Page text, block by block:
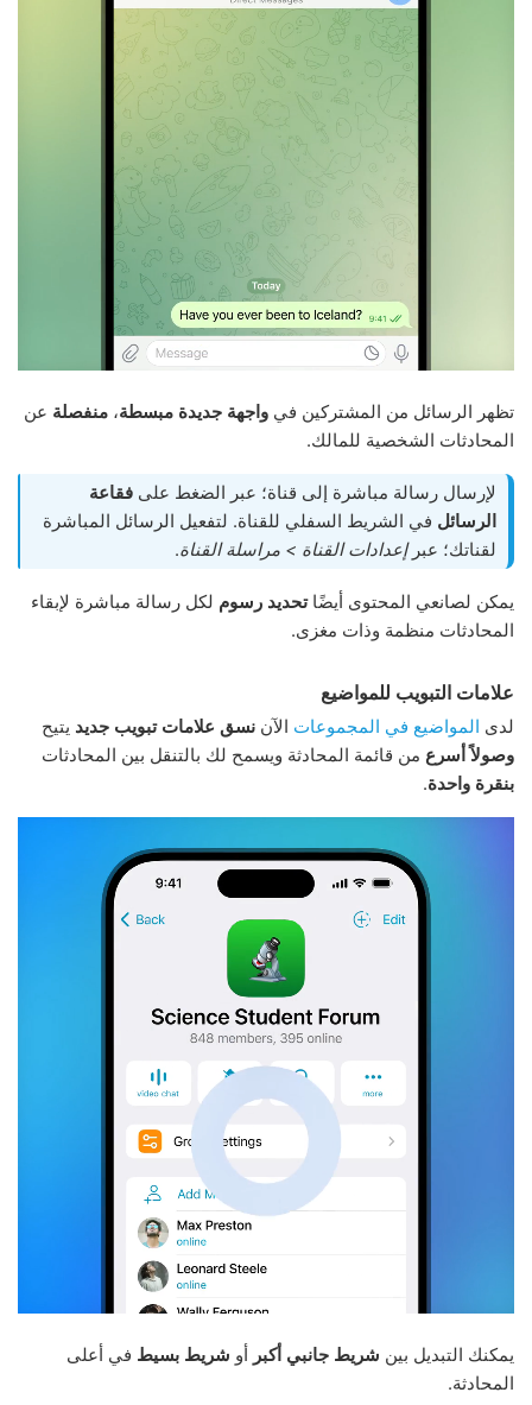
تظهر الرسائل من المشتركين في واجهة جديدة مبسطة، منفصلة عن
المحادثات الشخصية للمالك.
لإرسال رسالة مباشرة إلى قناة؛ عبر الضغط على فقاعة
الرسائل في الشريط السفلي للقناة. لتفعيل الرسائل المباشرة
لقناتك؛ عبرإعدادات القناة > مراسلة القناة.
يمكن لصانعي المحتوى أيضًاتحديد رسوم لكل رسالة مباشرة لإبقاء
المحادثات منظمة وذات مغزى.
علامات التبويب للمواضيع
لدى المواضيع في المجموعات الآن نسق علامات تبويب جديد يتيح
وصولاً أسرع من قائمة المحادثة ويسمح لك بالتنقل بين المحادثات
بنقرة واحدة.
يمكنك التبديل بين شريط جانبي أكبر أو شريط بسيط في أعلى
المحادثة.